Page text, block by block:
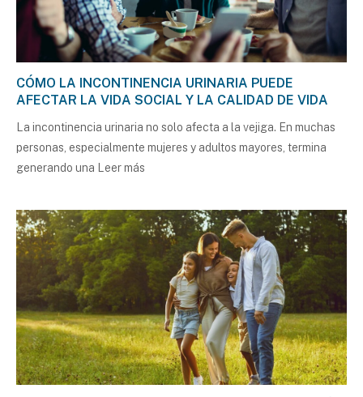
CÓMO LA INCONTINENCIA URINARIA PUEDE
AFECTAR LA VIDA SOCIAL Y LA CALIDAD DE VIDA
La incontinencia urinaria no solo afecta a la vejiga. En muchas
personas, especialmente mujeres y adultos mayores, termina
generando una
Leer más